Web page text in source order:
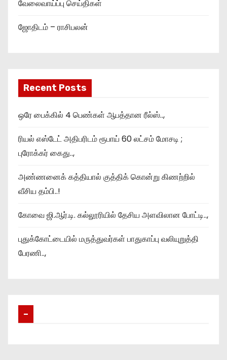
வேலைவாய்ப்பு செய்திகள்
ஜோதிடம் – ராசிபலன்
Recent Posts
ஒரே பைக்கில் 4 பெண்கள் ஆபத்தான ரீல்ஸ்..,
ரியல் எஸ்டேட் அதிபரிடம் ரூபாய் 60 லட்சம் மோசடி ;
புரோக்கர் கைது..,
அண்ணனைக் கத்தியால் குத்திக் கொன்று கிணற்றில்
வீசிய தம்பி..!
கோவை ஜி.ஆர்.டி. கல்லூரியில் தேசிய அளவிலான போட்டி..,
புதுக்கோட்டையில் மருத்துவர்கள் பாதுகாப்பு வலியுறுத்தி
பேரணி..,
–